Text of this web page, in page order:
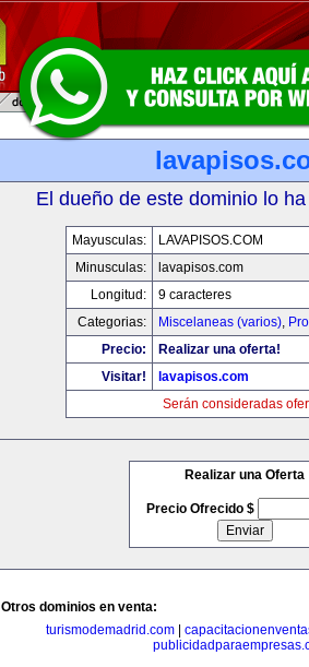
El dueño de este dominio lo
Mayusculas:
LAVAPISOS.COM
Minusculas:
lavapisos.com
Longitud:
9 caracteres
Categorias:
Miscelaneas (varios),
Precio:
Realizar una oferta!
Visitar!
lavapisos.com
Serán consideradas
Realizar una Oferta
Precio Ofrecido $
Otros dominios en venta:
turismodemadrid.com|